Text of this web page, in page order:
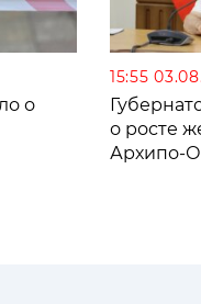
о
15:55
о росте
Архипо-